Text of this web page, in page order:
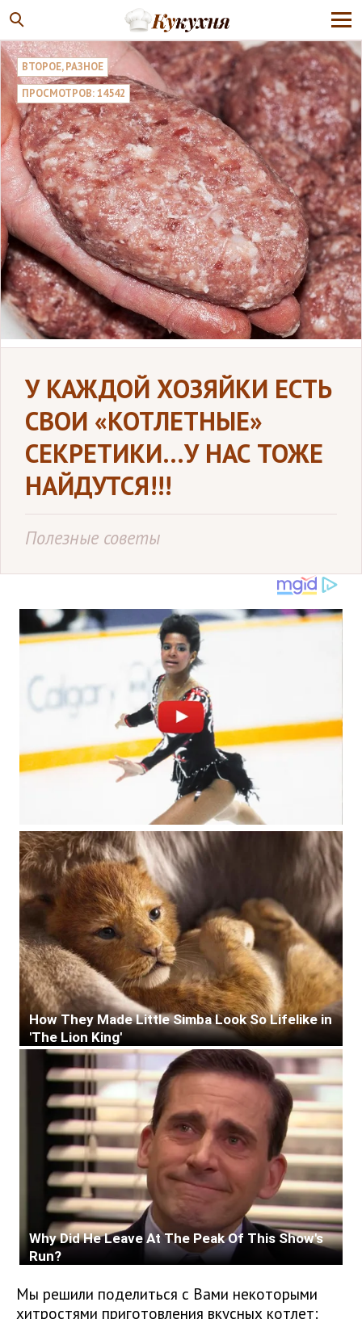
ВТОРОЕ,РАЗНОЕ
ПРОСМОТРОВ: 14542
У КАЖДОЙ ХОЗЯЙКИ ЕСТЬ
СВОИ «КОТЛЕТНЫЕ»
СЕКРЕТИКИ…У НАС ТОЖЕ
НАЙДУТСЯ!!!
Полезные советы
Мы решили поделиться с Вами некоторыми
хитростями приготовления вкусных котлет: